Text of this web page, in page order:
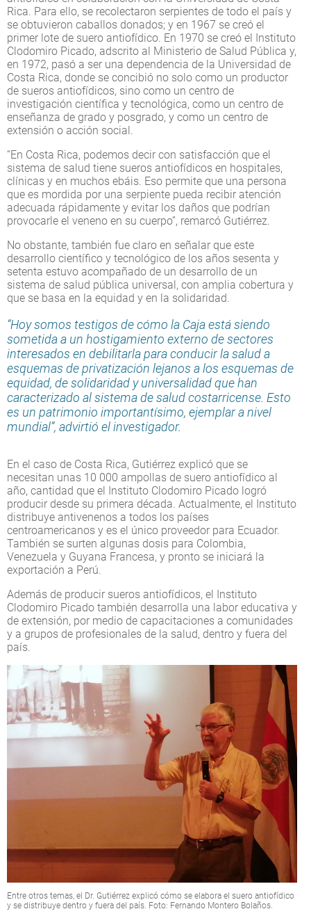
Rica. Para ello, se recolectaron serpientes de todo el país y
se obtuvieron caballos donados; y en 1967 se creó el
primer lote de suero antiofídico. En 1970 se creó el Instituto
Clodomiro Picado, adscrito al Ministerio de Salud Pública y,
en 1972, pasó a ser una dependencia de la Universidad de
Costa Rica, donde se concibió no solo como un productor
de sueros antiofídicos, sino como un centro de
investigación científica y tecnológica, como un centro de
enseñanza de grado y posgrado, y como un centro de
extensión o acción social.
“En Costa Rica, podemos decir con satisfacción que el
sistema de salud tiene sueros antiofídicos en hospitales,
clínicas y en muchos ebáis. Eso permite que una persona
que es mordida por una serpiente pueda recibir atención
adecuada rápidamente y evitar los daños que podrían
provocarle el veneno en su cuerpo”, remarcó Gutiérrez.
No obstante, también fue claro en señalar que este
desarrollo científico y tecnológico de los años sesenta y
setenta estuvo acompañado de un desarrollo de un
sistema de salud pública universal, con amplia cobertura y
que se basa en la equidad y en la solidaridad.
“Hoy somos testigos de cómo la Caja está siendo
sometida a un hostigamiento externo de sectores
interesados en debilitarla para conducir la salud a
esquemas de privatización lejanos a los esquemas de
equidad, de solidaridad y universalidad que han
caracterizado al sistema de salud costarricense. Esto
es un patrimonio importantísimo, ejemplar a nivel
mundial”, advirtió el investigador.
En el caso de Costa Rica, Gutiérrez explicó que se
necesitan unas 10 000 ampollas de suero antiofídico al
año, cantidad que el Instituto Clodomiro Picado logró
producir desde su primera década. Actualmente, el Instituto
distribuye antivenenos a todos los países
centroamericanos y es el único proveedor para Ecuador.
También se surten algunas dosis para Colombia,
Venezuela y Guyana Francesa, y pronto se iniciará la
exportación a Perú.
Además de producir sueros antiofídicos, el Instituto
Clodomiro Picado también desarrolla una labor educativa y
de extensión, por medio de capacitaciones a comunidades
y a grupos de profesionales de la salud, dentro y fuera del
país.
Entre otros temas, el Dr. Gutiérrez explicó cómo se elabora el suero antiofídico
y se distribuye dentro y fuera del país. Foto: Fernando Montero Bolaños.